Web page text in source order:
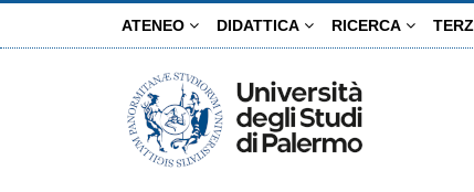
ATENEO DIDATTICA RICERCA